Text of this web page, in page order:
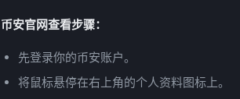
币安官网查看步骤：
先登录你的币安账户。
将鼠标悬停在右上角的个人资料图标上。